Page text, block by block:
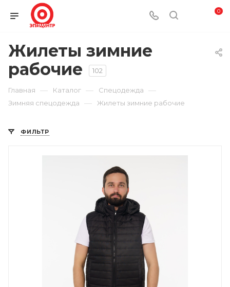
0
Жилеты зимние
рабочие
102
Главная — Каталог — Спецодежда —
Зимняя спецодежда — Жилеты зимние рабочие
ФИЛЬТР